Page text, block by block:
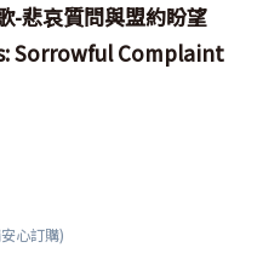
-悲哀質問與盟約盼望
Sorrowful Complaint
心訂購)